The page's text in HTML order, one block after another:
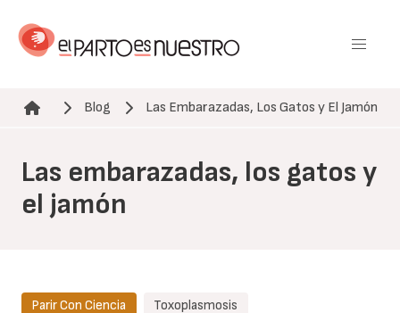
contenido
Ruta de navegación
Blog Las Embarazadas, Los Gatos y El Jamón
Las embarazadas, los gatos y
el jamón
Parir Con Ciencia Toxoplasmosis